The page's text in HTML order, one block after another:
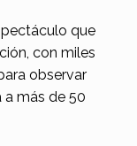
que
con miles
observar
más de 50